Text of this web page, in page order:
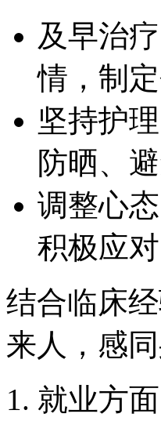
及早治
情，制
坚持护
防晒、
调整心
积极应
结合临床
来人，感
就业方